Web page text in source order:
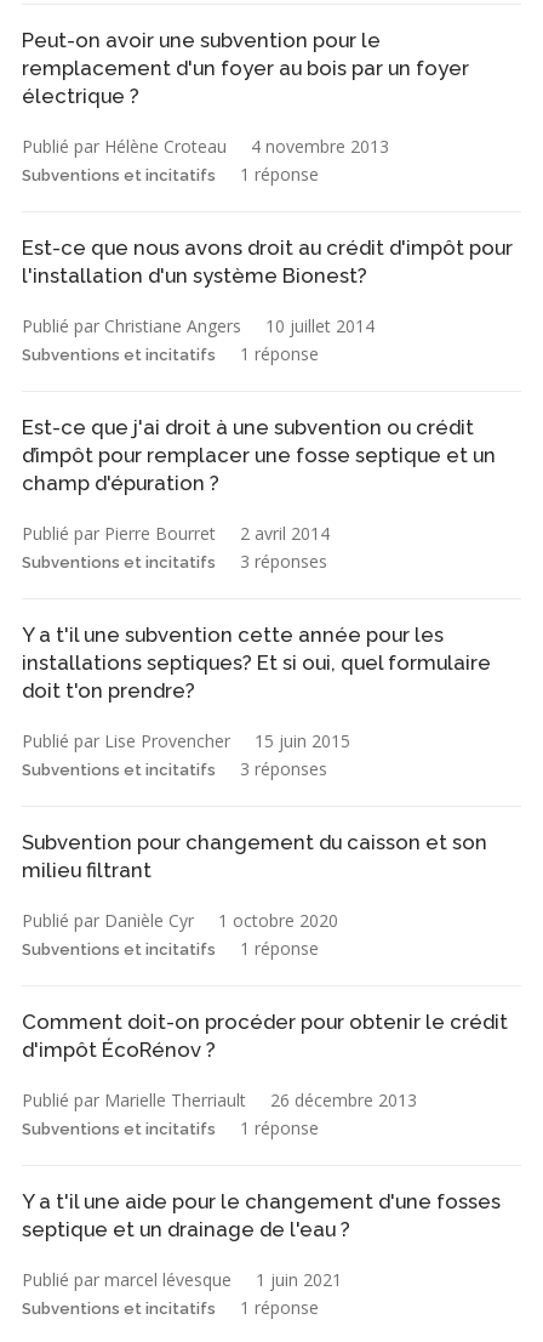
Peut-on avoir une subvention pour le
remplacement d'un foyer au bois par un foyer
électrique ?
Publié par Hélène Croteau 4 novembre 2013
Subventions et incitatifs 1 réponse
Est-ce que nous avons droit au crédit d'impôt pour
l'installation d'un système Bionest?
Publié par Christiane Angers 10 juillet 2014
Subventions et incitatifs 1 réponse
Est-ce que j'ai droit à une subvention ou crédit
d’impôt pour remplacer une fosse septique et un
champ d'épuration ?
Publié par Pierre Bourret 2 avril 2014
Subventions et incitatifs 3 réponses
Y a t'il une subvention cette année pour les
installations septiques? Et si oui, quel formulaire
doit t'on prendre?
Publié par Lise Provencher 15 juin 2015
Subventions et incitatifs 3 réponses
Subvention pour changement du caisson et son
milieu filtrant
Publié par Danièle Cyr 1 octobre 2020
Subventions et incitatifs 1 réponse
Comment doit-on procéder pour obtenir le crédit
d'impôt ÉcoRénov ?
Publié par Marielle Therriault 26 décembre 2013
Subventions et incitatifs 1 réponse
Y a t'il une aide pour le changement d'une fosses
septique et un drainage de l'eau ?
Publié par marcel lévesque 1 juin 2021
Subventions et incitatifs 1 réponse